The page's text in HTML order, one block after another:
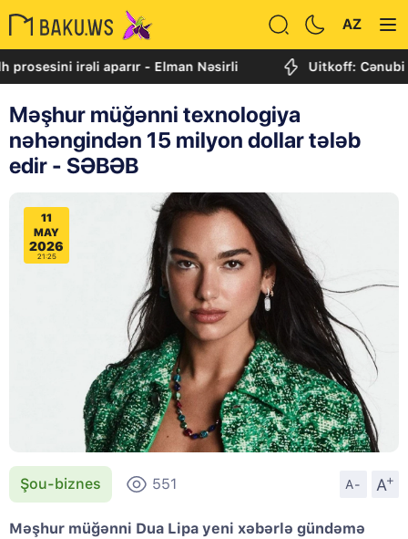
AZ
irəli aparır - Elman Nəsirli Uitkoff: Cənubi
Məşhur müğənni texnologiya
nəhəngindən 15 milyon dollar tələb
edir - SƏBƏB
11
MAY
2026
21:25
Şou-biznes 551 A- A
+
Məşhur müğənni Dua Lipa yeni xəbərlə gündəmə